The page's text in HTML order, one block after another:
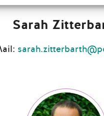
Sarah